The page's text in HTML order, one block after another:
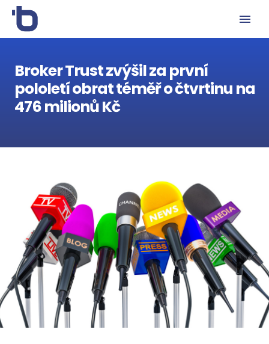
Broker Trust zvýšil za první
pololetí obrat téměř o čtvrtinu na
476 milionů Kč